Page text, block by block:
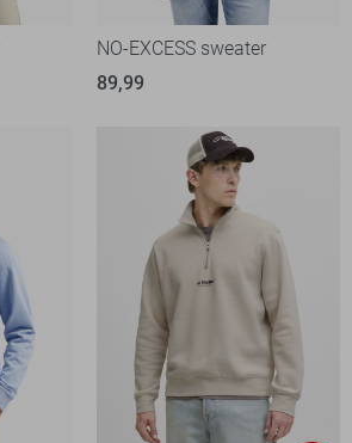
NO-EXCESS sweater
89,99